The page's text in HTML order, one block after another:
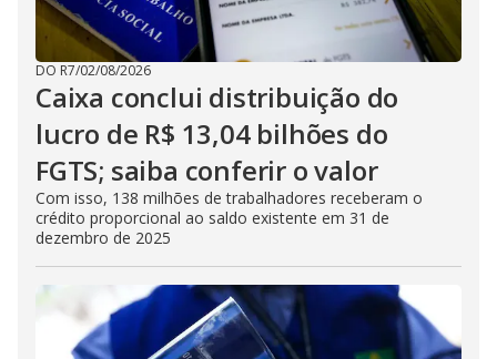
DO R7/02/08/2026
Caixa conclui distribuição do
lucro de R$ 13,04 bilhões do
FGTS; saiba conferir o valor
Com isso, 138 milhões de trabalhadores receberam o
crédito proporcional ao saldo existente em 31 de
dezembro de 2025